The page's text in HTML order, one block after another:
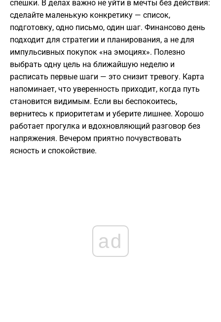
спешки. В делах важно не уйти в мечты без действия:
сделайте маленькую конкретику — список,
подготовку, одно письмо, один шаг. Финансово день
подходит для стратегии и планирования, а не для
импульсивных покупок «на эмоциях». Полезно
выбрать одну цель на ближайшую неделю и
расписать первые шаги — это снизит тревогу. Карта
напоминает, что уверенность приходит, когда путь
становится видимым. Если вы беспокоитесь,
вернитесь к приоритетам и уберите лишнее. Хорошо
работает прогулка и вдохновляющий разговор без
напряжения. Вечером приятно почувствовать
ясность и спокойствие.
ad